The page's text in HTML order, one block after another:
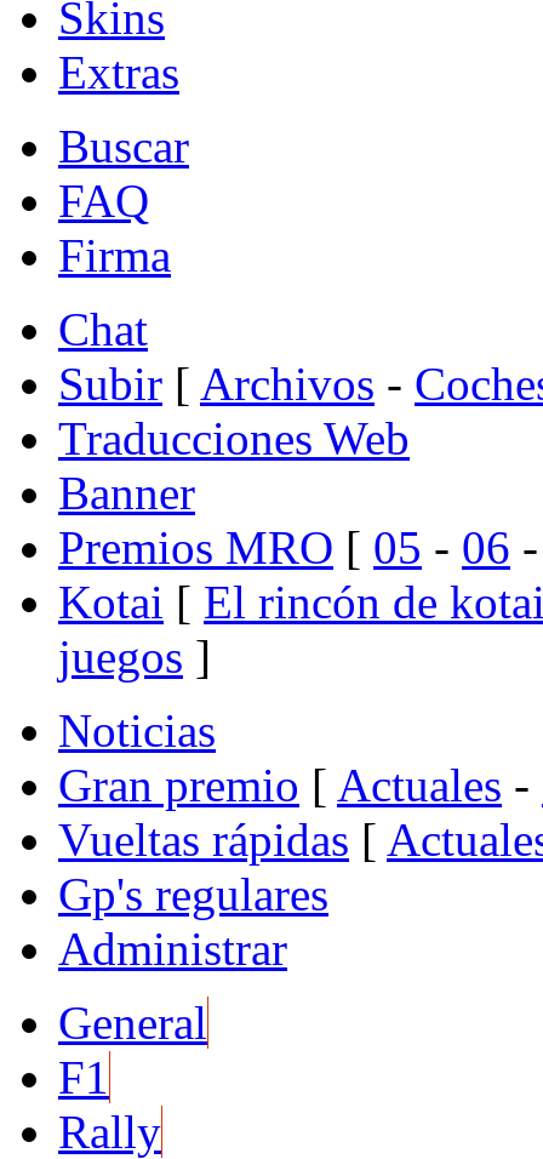
Skins
Extras
Buscar
FAQ
Firma
Chat
Subir [ Archivos -
Traducciones Web
Banner
Premios MRO [ 05 - 06
Kotai [ El rincón de
juegos ]
Noticias
Gran premio [ Actuales -
Vueltas rápidas [
Gp's regulares
Administrar
General
F1
Rally